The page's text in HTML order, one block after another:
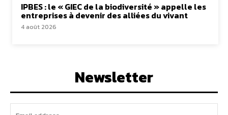
IPBES : le « GIEC de la biodiversité » appelle les
entreprises à devenir des alliées du vivant
4 août 2026
Newsletter